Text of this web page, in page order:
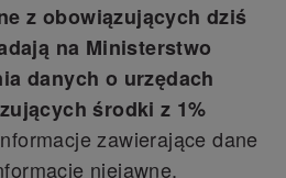
z obowiązujących dziś
na Ministerstwo
danych o urzędach
środki z 1%
zawierające dane
niejawne.